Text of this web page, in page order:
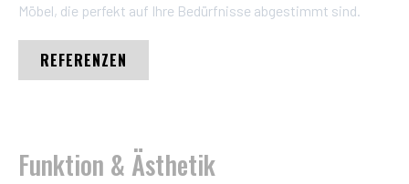
Möbel, die perfekt auf Ihre Bedürfnisse abgestimmt sind.
REFERENZEN
Funktion & Ästhetik